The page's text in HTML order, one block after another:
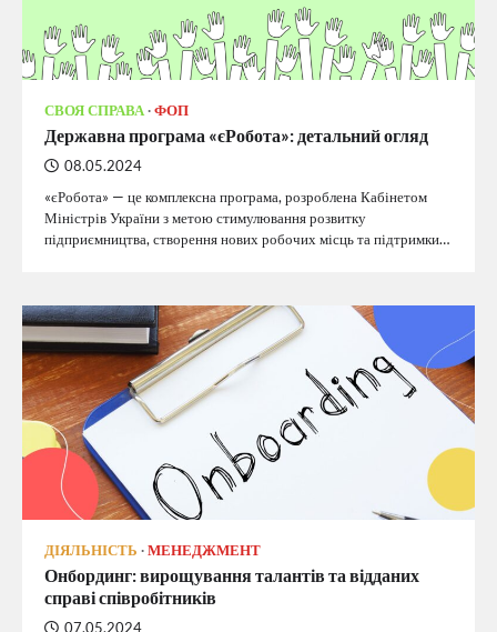
СВОЯ СПРАВА ФОП
Державна програма «єРобота»: детальний огляд
08.05.2024
«єРобота» — це комплексна програма, розроблена Кабінетом
Міністрів України з метою стимулювання розвитку
підприємництва, створення нових робочих місць та підтримки…
ДІЯЛЬНІСТЬ МЕНЕДЖМЕНТ
Онбординг: вирощування талантів та відданих
справі співробітників
07.05.2024